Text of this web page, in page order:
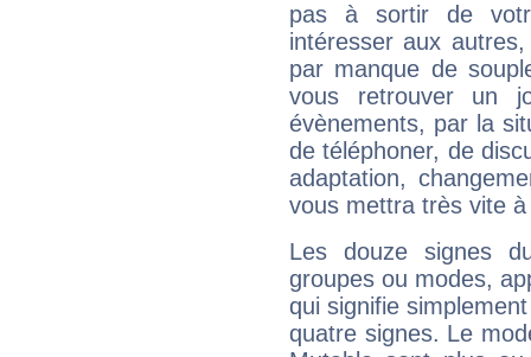
pas à sortir de
intéresser aux
par manque de
vous retrouver un
évènements, par la
de téléphoner, de
adaptation,
vous mettra très vite
Les douze signes
groupes ou modes,
qui signifie
quatre signes. Le